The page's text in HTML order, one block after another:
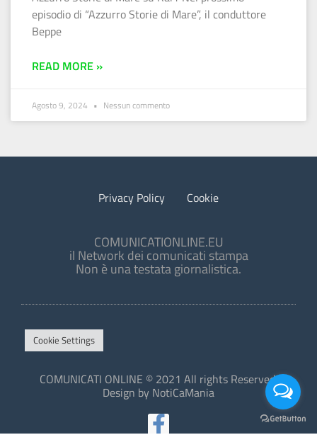
episodio di “Azzurro Storie di Mare”, il conduttore
Beppe
READ MORE »
Agosto 9, 2024 Nessun commento
Privacy Policy Cookie
COMUNICATIONLINE.EU
il Network dei comunicati stampa
Non è una testata giornalistica.
Cookie Settings
COMUNICATI ONLINE © 2021 All rights Reserved.
Design by NotiCaMania